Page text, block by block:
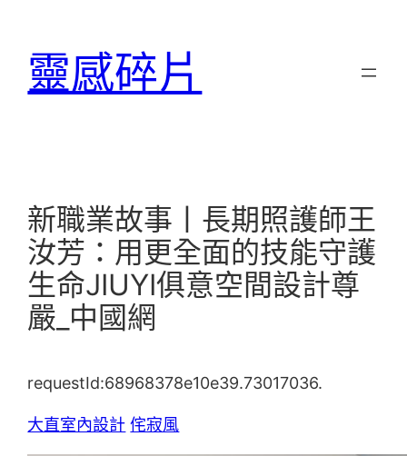
靈感碎片
新職業故事丨長期照護師王
汝芳：用更全面的技能守護
生命JIUYI俱意空間設計尊
嚴_中國網
requestId:68968378e10e39.73017036.
大直室內設計 侘寂風